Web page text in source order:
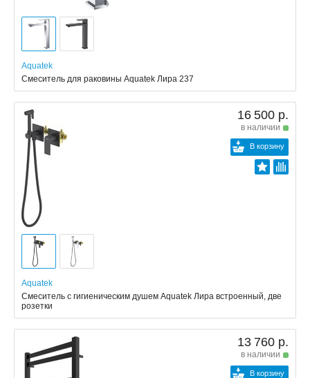
Aquatek
Смеситель для раковины Aquatek Лира 237
16 500 р.
в наличии
В корзину
Aquatek
Смеситель с гигиеническим душем Aquatek Лира встроенный, две
розетки
13 760 р.
в наличии
В корзину